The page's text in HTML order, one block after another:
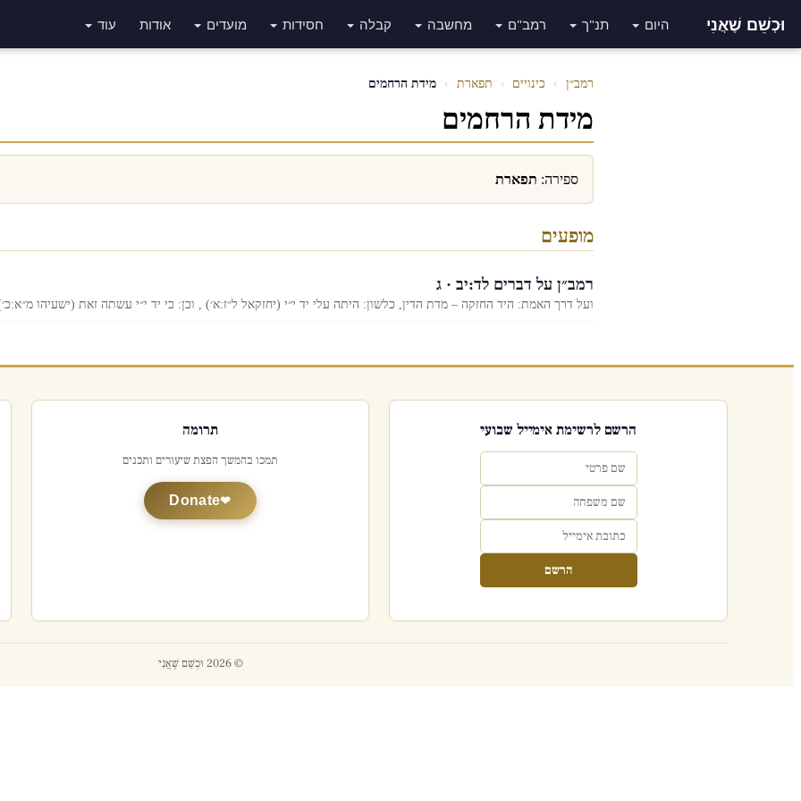
וּכְשֵׁם שֶׁאֲנִי היום תנ"ך רמב"ם מחשבה קבלה חסידות מועדים אודות עוד
רמב״ן › כינויים › תפארת › מידת הרחמים
מידת הרחמים
ספירה: תפארת
מופעים
רמב״ן על דברים לד:יב · ג
ועל דרך האמת: היד החזקה – מדת הדין, כלשון: היתה עלי יד י״י (יחזקאל ל״ז:א׳) , וכן: כי יד י״י עשתה זאת (ישעיהו
הרשם לרשימת אימייל שבועי
הרשם
תרומה
תמכו בהמשך הפצת שיעורים ותכנים
Donate
© 2026 וּכְשֵׁם שֶׁאֲנִי